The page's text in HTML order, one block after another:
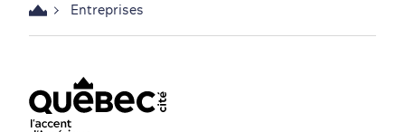
Entreprises